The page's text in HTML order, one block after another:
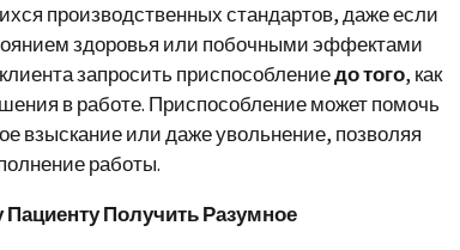
производственных стандартов, даже если
здоровья или побочными эффектами
запросить приспособлениедо того, как
в работе. Приспособление может помочь
взыскание или даже увольнение, позволяя
работы.
Получить Разумное